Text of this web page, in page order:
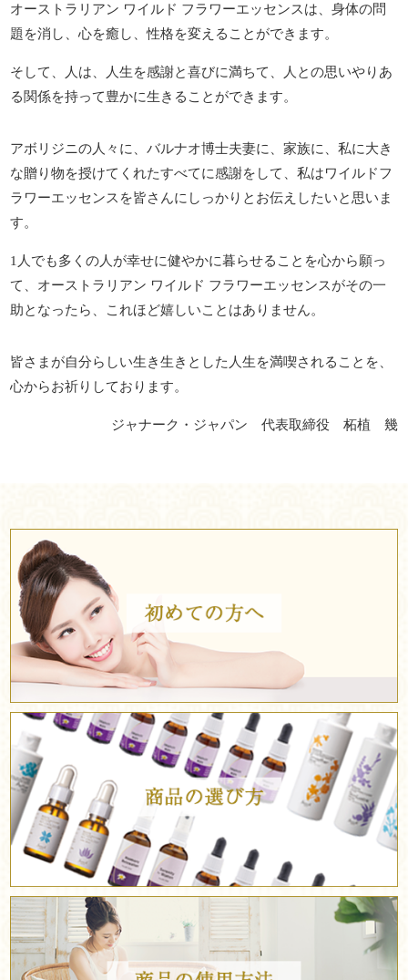
オーストラリアン ワイルド フラワーエッセンスは、身体の問
題を消し、心を癒し、性格を変えることができます。
そして、人は、人生を感謝と喜びに満ちて、人との思いやりあ
る関係を持って豊かに生きることができます。
アボリジニの人々に、バルナオ博士夫妻に、家族に、私に大き
な贈り物を授けてくれたすべてに感謝をして、私はワイルドフ
ラワーエッセンスを皆さんにしっかりとお伝えしたいと思いま
す。
1人でも多くの人が幸せに健やかに暮らせることを心から願っ
て、オーストラリアン ワイルド フラワーエッセンスがその一
助となったら、これほど嬉しいことはありません。
皆さまが自分らしい生き生きとした人生を満喫されることを、
心からお祈りしております。
ジャナーク・ジャパン 代表取締役 柘植 幾